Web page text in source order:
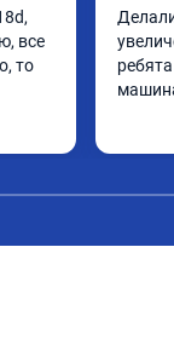
все
то